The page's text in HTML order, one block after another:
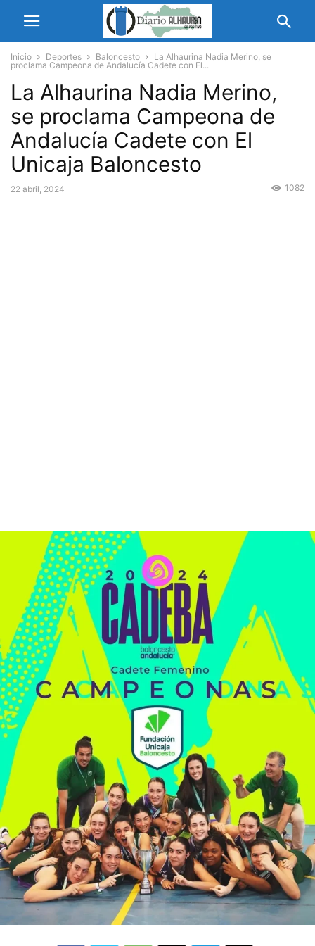
Inicio Deportes Baloncesto
La Alhaurina Nadia Merino, se
proclama Campeona de Andalucía Cadete con El...
La Alhaurina Nadia Merino,
se proclama Campeona de
Andalucía Cadete con El
Unicaja Baloncesto
22 abril, 2024 1082